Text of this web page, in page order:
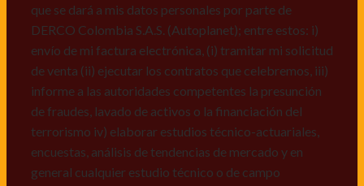
que se dará a mis datos personales por parte de
DERCO Colombia S.A.S. (Autoplanet); entre estos: i)
envío de mi factura electrónica, (i) tramitar mi solicitud
de venta (ii) ejecutar los contratos que celebremos, iii)
informe a las autoridades competentes la presunción
de fraudes, lavado de activos o la financiación del
terrorismo iv) elaborar estudios técnico-actuariales,
encuestas, análisis de tendencias de mercado y en
general cualquier estudio técnico o de campo